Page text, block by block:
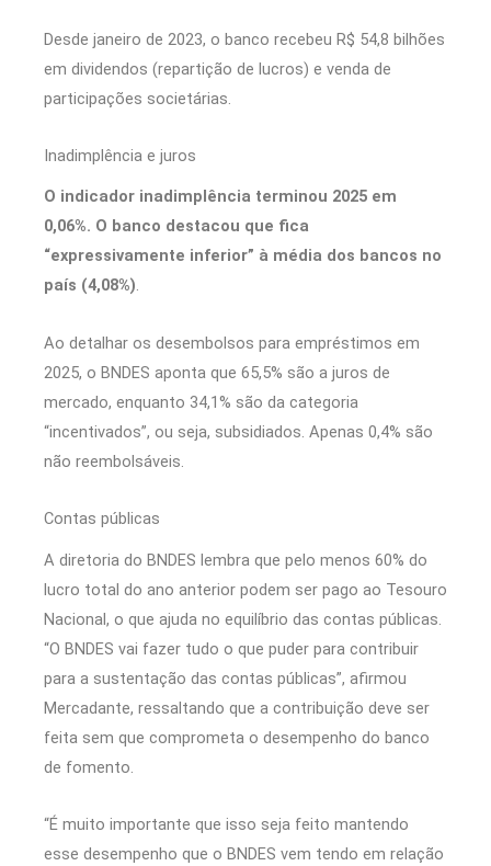
Desde janeiro de 2023, o banco recebeu R$ 54,8 bilhões
em dividendos (repartição de lucros) e venda de
participações societárias.
Inadimplência e juros
O indicador inadimplência terminou 2025 em
0,06%. O banco destacou que fica
“expressivamente inferior” à média dos bancos no
país (4,08%).
Ao detalhar os desembolsos para empréstimos em
2025, o BNDES aponta que 65,5% são a juros de
mercado, enquanto 34,1% são da categoria
“incentivados”, ou seja, subsidiados. Apenas 0,4% são
não reembolsáveis.
Contas públicas
A diretoria do BNDES lembra que pelo menos 60% do
lucro total do ano anterior podem ser pago ao Tesouro
Nacional, o que ajuda no equilíbrio das contas públicas.
“O BNDES vai fazer tudo o que puder para contribuir
para a sustentação das contas públicas”, afirmou
Mercadante, ressaltando que a contribuição deve ser
feita sem que comprometa o desempenho do banco
de fomento.
“É muito importante que isso seja feito mantendo
esse desempenho que o BNDES vem tendo em relação